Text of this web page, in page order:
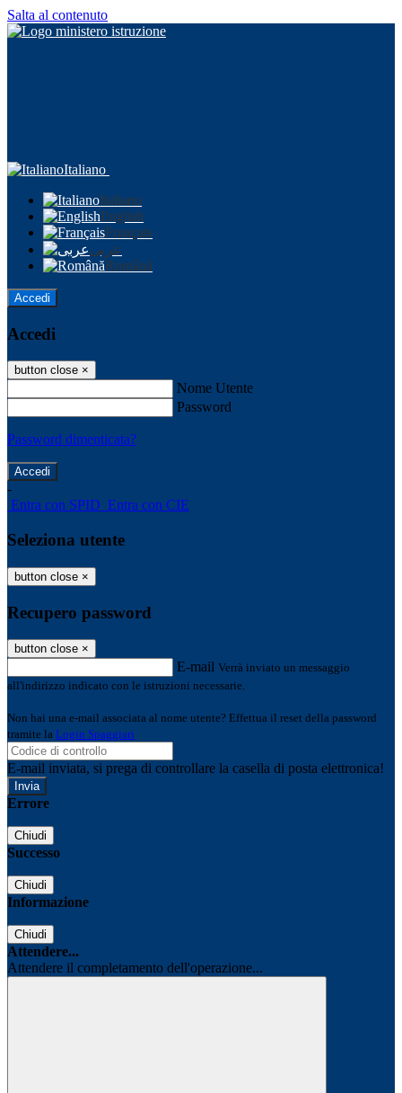
Salta al contenuto
Italiano
Italiano
English
Français
عربى
Română
Accedi
Accedi
button close ×
Nome Utente
Password
Password dimenticata?
-
Entra con SPID Entra con CIE
Seleziona utente
button close ×
Recupero password
button close ×
E-mail Verrà inviato un messaggio
all'indirizzo indicato con le istruzioni necessarie.
Non hai una e-mail associata al nome utente? Effettua il reset della password
tramite la Login Spaggiari
E-mail inviata, si prega di controllare la casella di posta elettronica!
Errore
Chiudi
Successo
Chiudi
Informazione
Chiudi
Attendere...
Attendere il completamento dell'operazione...